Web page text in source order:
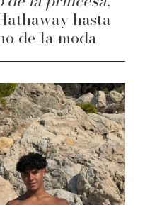
hasta
de la moda